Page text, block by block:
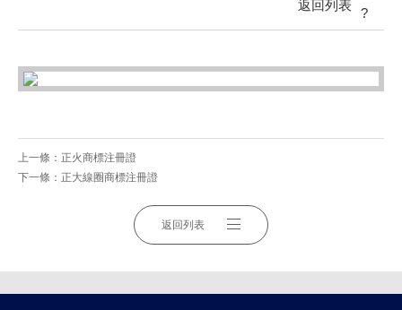
?
返回列表
上一條： 正火商標注冊證
下一條： 正大線圈商標注冊證
返回列表